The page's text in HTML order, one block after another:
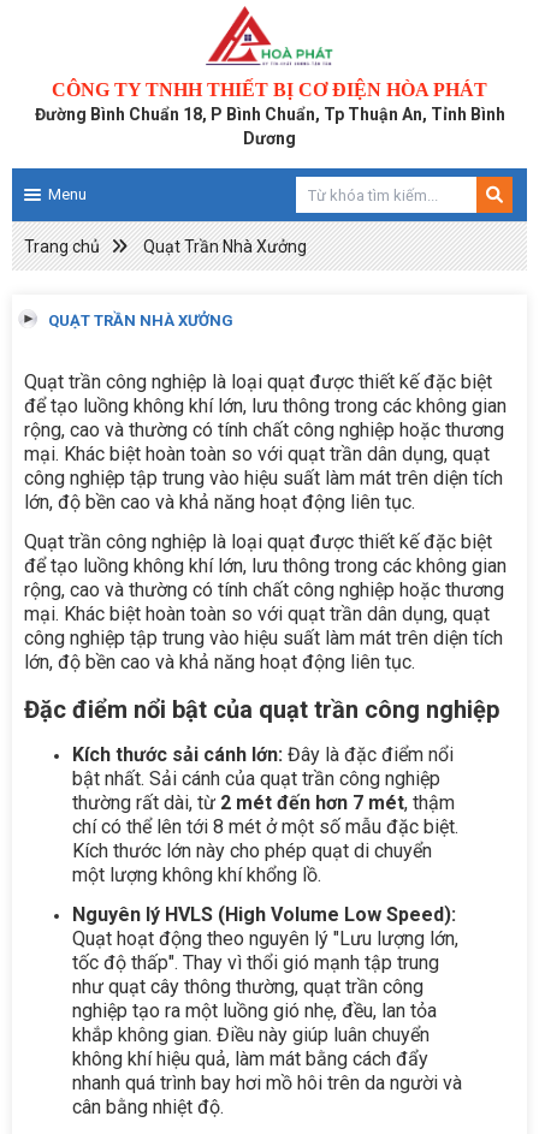
CÔNG TY TNHH THIẾT BỊ CƠ ĐIỆN HÒA PHÁT
Đường Bình Chuẩn 18, P Bình Chuẩn, Tp Thuận An, Tỉnh Bình
Dương
Menu
Trang chủ Quạt Trần Nhà Xưởng
QUẠT TRẦN NHÀ XƯỞNG
Quạt trần công nghiệp là loại quạt được thiết kế đặc biệt
để tạo luồng không khí lớn, lưu thông trong các không gian
rộng, cao và thường có tính chất công nghiệp hoặc thương
mại. Khác biệt hoàn toàn so với quạt trần dân dụng, quạt
công nghiệp tập trung vào hiệu suất làm mát trên diện tích
lớn, độ bền cao và khả năng hoạt động liên tục.
Quạt trần công nghiệp là loại quạt được thiết kế đặc biệt
để tạo luồng không khí lớn, lưu thông trong các không gian
rộng, cao và thường có tính chất công nghiệp hoặc thương
mại. Khác biệt hoàn toàn so với quạt trần dân dụng, quạt
công nghiệp tập trung vào hiệu suất làm mát trên diện tích
lớn, độ bền cao và khả năng hoạt động liên tục.
Đặc điểm nổi bật của quạt trần công nghiệp
Kích thước sải cánh lớn: Đây là đặc điểm nổi
bật nhất. Sải cánh của quạt trần công nghiệp
thường rất dài, từ 2 mét đến hơn 7 mét, thậm
chí có thể lên tới 8 mét ở một số mẫu đặc biệt.
Kích thước lớn này cho phép quạt di chuyển
một lượng không khí khổng lồ.
Nguyên lý HVLS (High Volume Low Speed):
Quạt hoạt động theo nguyên lý "Lưu lượng lớn,
tốc độ thấp". Thay vì thổi gió mạnh tập trung
như quạt cây thông thường, quạt trần công
nghiệp tạo ra một luồng gió nhẹ, đều, lan tỏa
khắp không gian. Điều này giúp luân chuyển
không khí hiệu quả, làm mát bằng cách đẩy
nhanh quá trình bay hơi mồ hôi trên da người và
cân bằng nhiệt độ.